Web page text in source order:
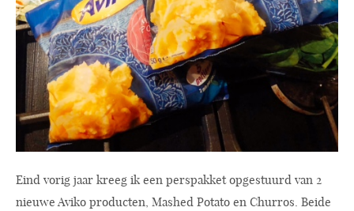
Eind vorig jaar kreeg ik een perspakket opgestuurd van 2
nieuwe Aviko producten, Mashed Potato en Churros. Beide